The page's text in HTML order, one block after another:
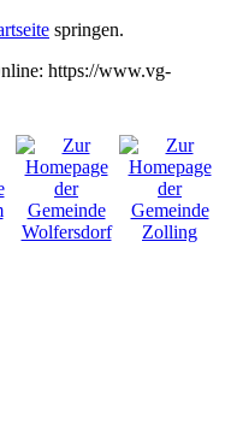
springen.
https://www.vg-